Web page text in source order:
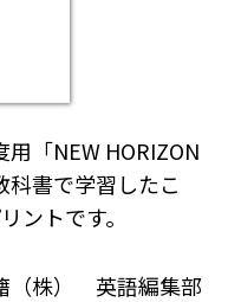
「NEW HORIZON
書で学習したこ
ントです。
（株） 英語編集部